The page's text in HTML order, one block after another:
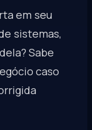
em seu
sistemas,
Sabe
caso